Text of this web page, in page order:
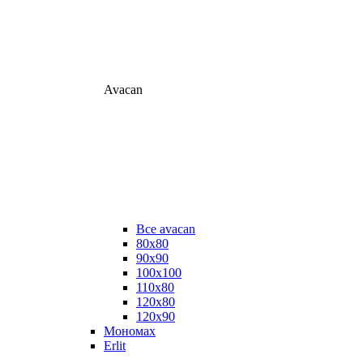
Avacan
Все avacan
80х80
90х90
100х100
110х80
120х80
120х90
Мономах
Erlit